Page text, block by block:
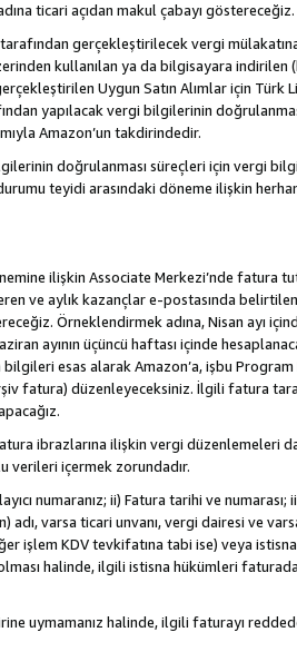
ticari açıdan makul çabayı göstereceğiz.
tarafından gerçekleştirilecek vergi
kullanılan ya da bilgisayara indirilen
Uygun Satın Alımlar için Türk
yapılacak vergi bilgilerinin
Amazon’un takdirindedir.
doğrulanması süreçleri için vergi
teyidi arasındaki döneme ilişkin
ilişkin Associate Merkezi’nde fatura
ve aylık kazançlar e-postasında
Örneklendirmek adına, Nisan ayı
ayının üçüncü haftası içinde
esas alarak Amazon’a, işbu
düzenleyeceksiniz. İlgili fatura
ibrazlarına ilişkin vergi düzenlemeleri
verileri içermek zorundadır.
numaranız; ii) Fatura tarihi ve numarası;
varsa ticari unvanı, vergi dairesi ve
işlem KDV tevkifatına tabi ise) veya
halinde, ilgili istisna hükümleri
uymamanız halinde, ilgili faturayı